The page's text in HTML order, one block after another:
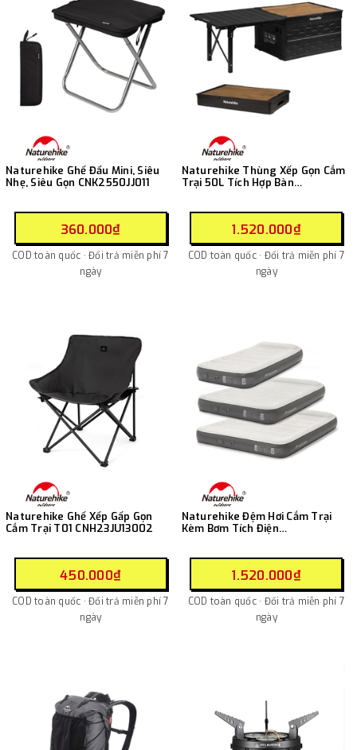
Naturehike Ghế Đẩu Mini, Siêu
Nhẹ, Siêu Gọn CNK2550JJ011
360.000₫
COD toàn quốc · Đổi trả miễn phí 7
ngày
Naturehike Thùng Xếp Gọn Cắm
Trại 50L Tích Hợp Bàn
1.520.000₫
COD toàn quốc · Đổi trả miễn phí 7
ngày
Naturehike Ghế Xếp Gấp Gọn
Cắm Trại T01 CNH23JU13002
450.000₫
COD toàn quốc · Đổi trả miễn phí 7
ngày
Naturehike Đệm Hơi Cắm Trại
Kèm Bơm Tích Điện
1.520.000₫
COD toàn quốc · Đổi trả miễn phí 7
ngày